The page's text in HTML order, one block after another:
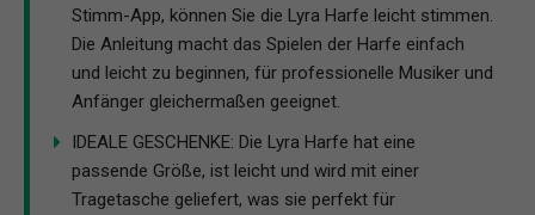
Stimm-App, können Sie die Lyra Harfe leicht stimmen.
Die Anleitung macht das Spielen der Harfe einfach
und leicht zu beginnen, für professionelle Musiker und
Anfänger gleichermaßen geeignet.
IDEALE GESCHENKE: Die Lyra Harfe hat eine
passende Größe, ist leicht und wird mit einer
Tragetasche geliefert, was sie perfekt für